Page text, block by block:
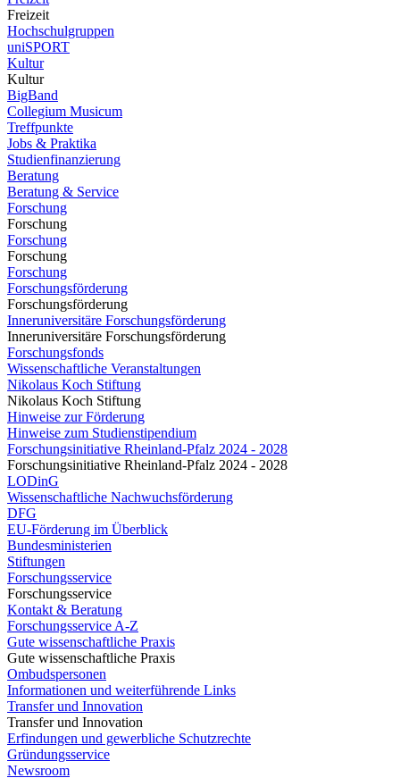
Freizeit
Hochschulgruppen
uniSPORT
Kultur
Kultur
BigBand
Collegium Musicum
Treffpunkte
Jobs & Praktika
Studienfinanzierung
Beratung
Beratung & Service
Forschung
Forschung
Forschung
Forschung
Forschung
Forschungsförderung
Forschungsförderung
Inneruniversitäre Forschungsförderung
Inneruniversitäre Forschungsförderung
Forschungsfonds
Wissenschaftliche Veranstaltungen
Nikolaus Koch Stiftung
Nikolaus Koch Stiftung
Hinweise zur Förderung
Hinweise zum Studienstipendium
Forschungsinitiative Rheinland-Pfalz 2024 - 2028
Forschungsinitiative Rheinland-Pfalz 2024 - 2028
LODinG
Wissenschaftliche Nachwuchsförderung
DFG
EU-Förderung im Überblick
Bundesministerien
Stiftungen
Forschungsservice
Forschungsservice
Kontakt & Beratung
Forschungsservice A-Z
Gute wissenschaftliche Praxis
Gute wissenschaftliche Praxis
Ombudspersonen
Informationen und weiterführende Links
Transfer und Innovation
Transfer und Innovation
Erfindungen und gewerbliche Schutzrechte
Gründungsservice
Newsroom